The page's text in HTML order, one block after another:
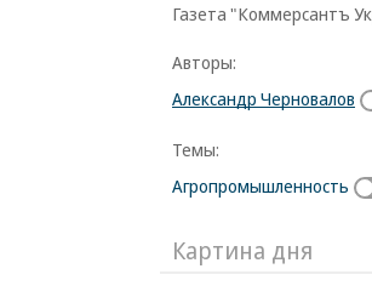
Газета "Коммерсантъ
Авторы:
Александр Черновалов
Темы:
Агропромышленность
Картина дня